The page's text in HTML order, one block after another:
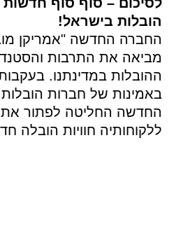
בישראל!
החדשה "אמריקן
את התרבות והסטנדרט
במדינתנו. בעקבות
של חברות הובלות
החליטה לפתור את
חוויות הובלה